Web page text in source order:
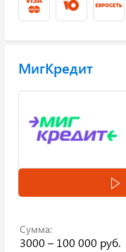
МигКредит
Сумма:
3000 – 100 000 руб.